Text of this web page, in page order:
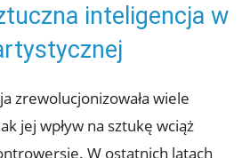
inteligencja w
zrewolucjonizowała wiele
jej wpływ na sztukę wciąż
W ostatnich latach